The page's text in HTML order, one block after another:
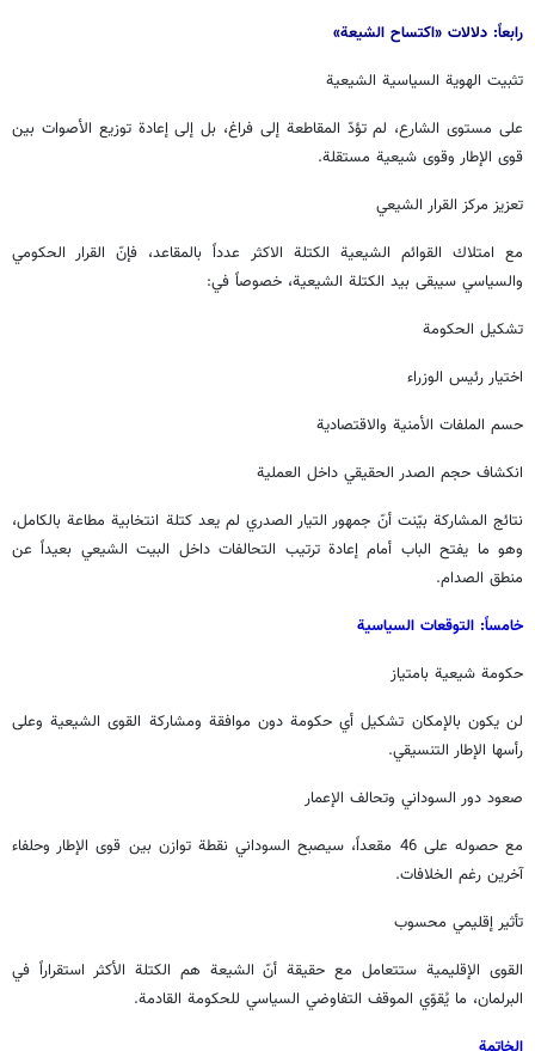
رابعاً: دلالات «اكتساح الشيعة»
تثبيت الهوية السياسية الشيعية
على مستوى الشارع، لم تؤدّ المقاطعة إلى فراغ، بل إلى إعادة توزيع الأصوات بين
قوى الإطار وقوى شيعية مستقلة.
تعزيز مركز القرار الشيعي
مع امتلاك القوائم الشيعية الكتلة الاكثر عدداً بالمقاعد، فإنّ القرار الحكومي
والسياسي سيبقى بيد الكتلة الشيعية، خصوصاً في:
تشكيل الحكومة
اختيار رئيس الوزراء
حسم الملفات الأمنية والاقتصادية
انكشاف حجم الصدر الحقيقي داخل العملية
نتائج المشاركة بيّنت أنّ جمهور التيار الصدري لم يعد كتلة انتخابية مطاعة بالكامل،
وهو ما يفتح الباب أمام إعادة ترتيب التحالفات داخل البيت الشيعي بعيداً عن
منطق الصدام.
خامساً: التوقعات السياسية
حكومة شيعية بامتياز
لن يكون بالإمكان تشكيل أي حكومة دون موافقة ومشاركة القوى الشيعية وعلى
رأسها الإطار التنسيقي.
صعود دور السوداني وتحالف الإعمار
مع حصوله على 46 مقعداً، سيصبح السوداني نقطة توازن بين قوى الإطار وحلفاء
آخرين رغم الخلافات.
تأثير إقليمي محسوب
القوى الإقليمية ستتعامل مع حقيقة أنّ الشيعة هم الكتلة الأكثر استقراراً في
البرلمان، ما يُقوّي الموقف التفاوضي السياسي للحكومة القادمة.